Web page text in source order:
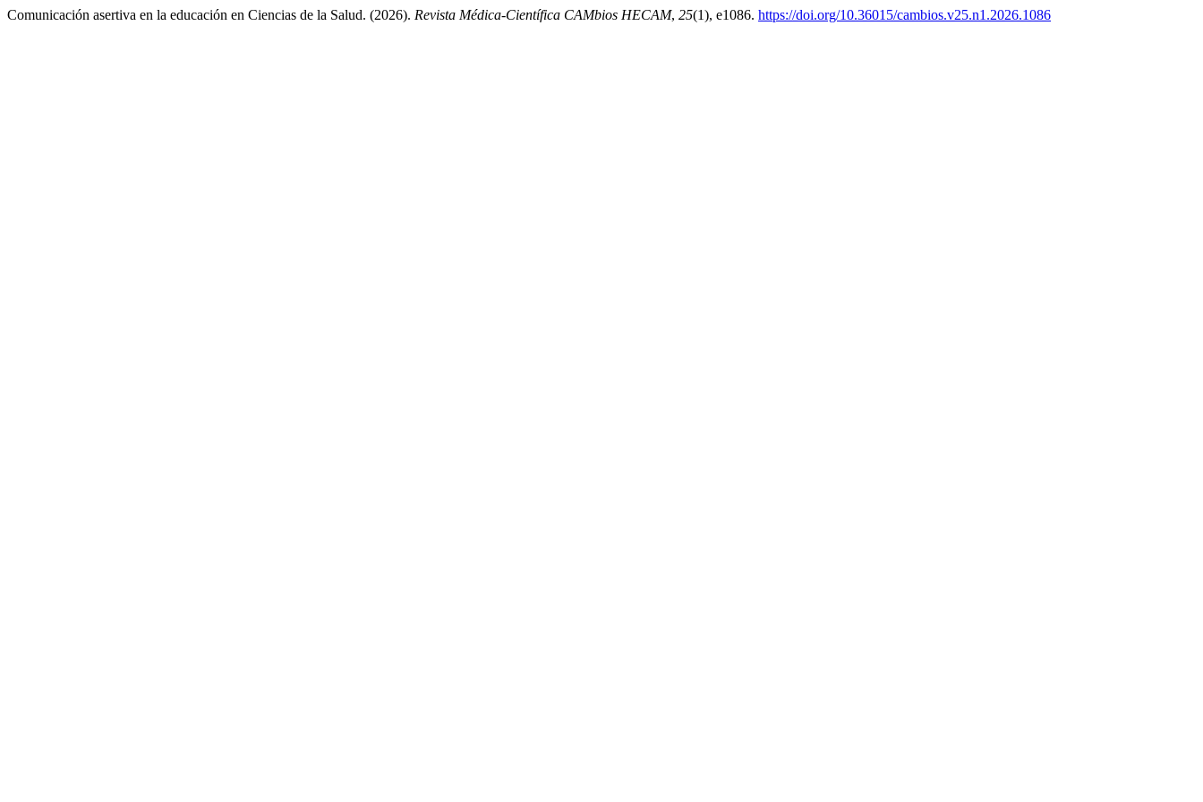
Comunicación asertiva en la educación en Ciencias de la Salud. (2026). Revista Médica-Científica CAMbios HECAM, 25(1), e1086. https://doi.org/10.36015/cambios.v25.n1.2026.1086